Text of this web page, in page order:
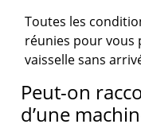
Toutes les
réunies pour vous
vaisselle sans
Peut-on
d’une